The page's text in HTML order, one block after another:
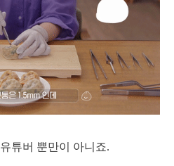
튜버 뿐만이 아니죠.